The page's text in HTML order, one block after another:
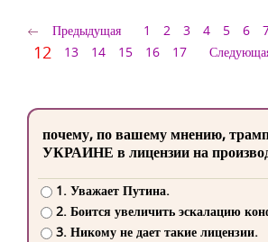
Предыдущая 1 2 3 4 5 6
12 13 14 15 16 17
почему, по вашему мнению,
УКРАИНЕ в лицензии на
1. Уважает Путина.
2. Боится увеличить эскалацию
3. Никому не дает такие лицензии.